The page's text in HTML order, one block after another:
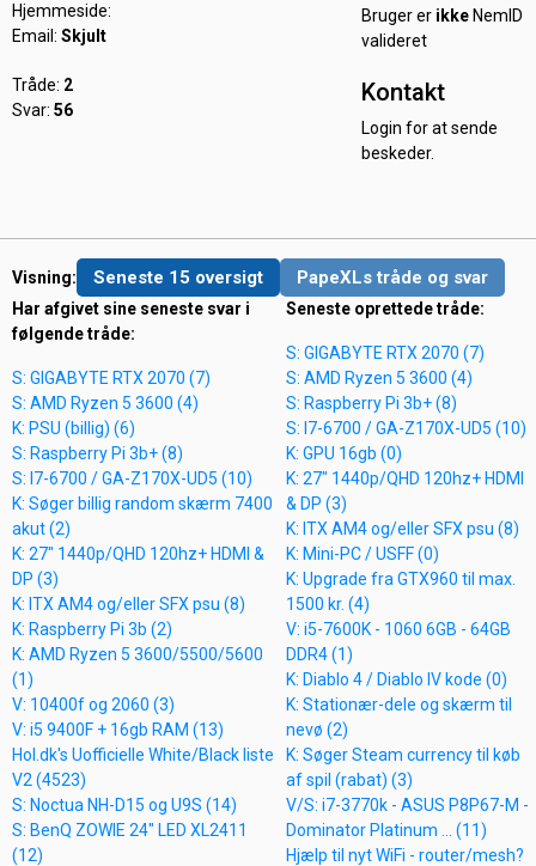
Hjemmeside:
Email: Skjult
Tråde: 2
Svar: 56
Bruger er ikkeNemID
valideret
Kontakt
Login for at sende
beskeder.
Visning: Seneste 15 oversigt PapeXLs tråde og svar
Har afgivet sine seneste svar i
følgende tråde:
S: GIGABYTE RTX 2070 (7)
S: AMD Ryzen 5 3600 (4)
K: PSU (billig) (6)
S: Raspberry Pi 3b+ (8)
S: I7-6700 / GA-Z170X-UD5 (10)
K: Søger billig random skærm 7400
akut (2)
K: 27" 1440p/QHD 120hz+ HDMI &
DP (3)
K: ITX AM4 og/eller SFX psu (8)
K: Raspberry Pi 3b (2)
K: AMD Ryzen 5 3600/5500/5600
(1)
V: 10400f og 2060 (3)
V: i5 9400F + 16gb RAM (13)
Hol.dk's Uofficielle White/Black liste
V2 (4523)
S: Noctua NH-D15 og U9S (14)
S: BenQ ZOWIE 24" LED XL2411
(12)
Seneste oprettede tråde:
S: GIGABYTE RTX 2070 (7)
S: AMD Ryzen 5 3600 (4)
S: Raspberry Pi 3b+ (8)
S: I7-6700 / GA-Z170X-UD5 (10)
K: GPU 16gb (0)
K: 27" 1440p/QHD 120hz+ HDMI
& DP (3)
K: ITX AM4 og/eller SFX psu (8)
K: Mini-PC / USFF (0)
K: Upgrade fra GTX960 til max.
1500 kr. (4)
V: i5-7600K - 1060 6GB - 64GB
DDR4 (1)
K: Diablo 4 / Diablo IV kode (0)
K: Stationær-dele og skærm til
nevø (2)
K: Søger Steam currency til køb
af spil (rabat) (3)
V/S: i7-3770k - ASUS P8P67-M -
Dominator Platinum ... (11)
Hjælp til nyt WiFi - router/mesh?